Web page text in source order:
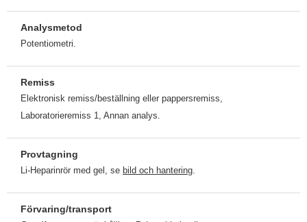
Analysmetod
Potentiometri.
Remiss
Elektronisk remiss/beställning eller pappersremiss,
Laboratorieremiss 1, Annan analys.
Provtagning
Li-Heparinrör med gel, se bild och hantering.
Förvaring/transport